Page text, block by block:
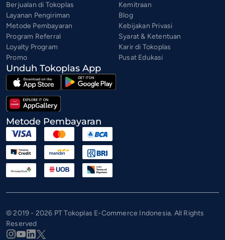
Berjualan di Tokoplas
Layanan Pengiriman
Metode Pembayaran
Program Referral
Loyalty Program
Promo
Kemitraan
Blog
Kebijakan Privasi
Syarat & Ketentuan
Karir di Tokoplas
Pusat Edukasi
Unduh Tokoplas App
Metode Pembayaran
© 2019 - 2026 PT Tokoplas E-Commerce Indonesia. All Rights
Reserved